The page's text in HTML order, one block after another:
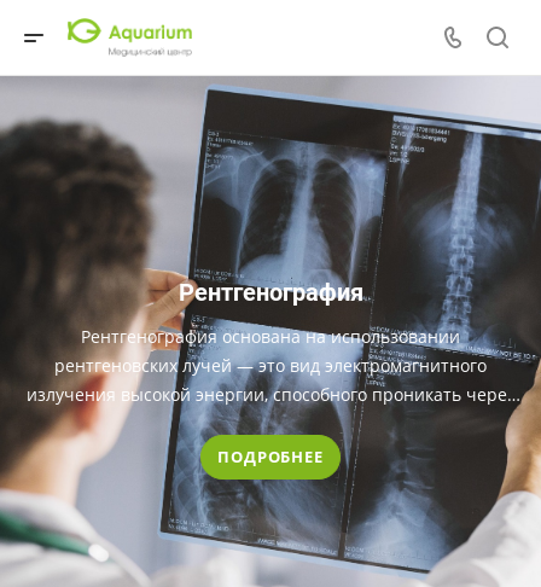
Рентгенография
Рентгенография основана на использовании
рентгеновских лучей — это вид электромагнитного
излучения высокой энергии, способного проникать через
ткани и создавать их изображение
ПОДРОБНЕЕ